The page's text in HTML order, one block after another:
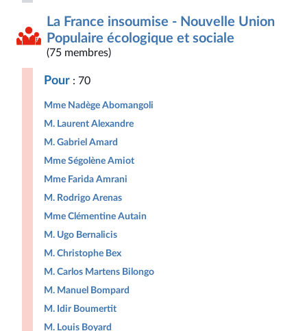
La France insoumise - Nouvelle Union
Populaire écologique et sociale
(75 membres)
Pour : 70
Mme Nadège Abomangoli
M. Laurent Alexandre
M. Gabriel Amard
Mme Ségolène Amiot
Mme Farida Amrani
M. Rodrigo Arenas
Mme Clémentine Autain
M. Ugo Bernalicis
M. Christophe Bex
M. Carlos Martens Bilongo
M. Manuel Bompard
M. Idir Boumertit
M. Louis Boyard